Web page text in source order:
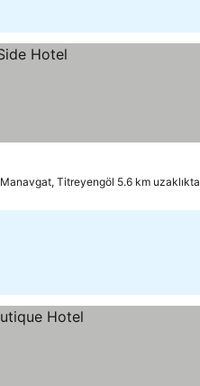
Manavgat, Titreyengöl 5.6 km uzaklıkta